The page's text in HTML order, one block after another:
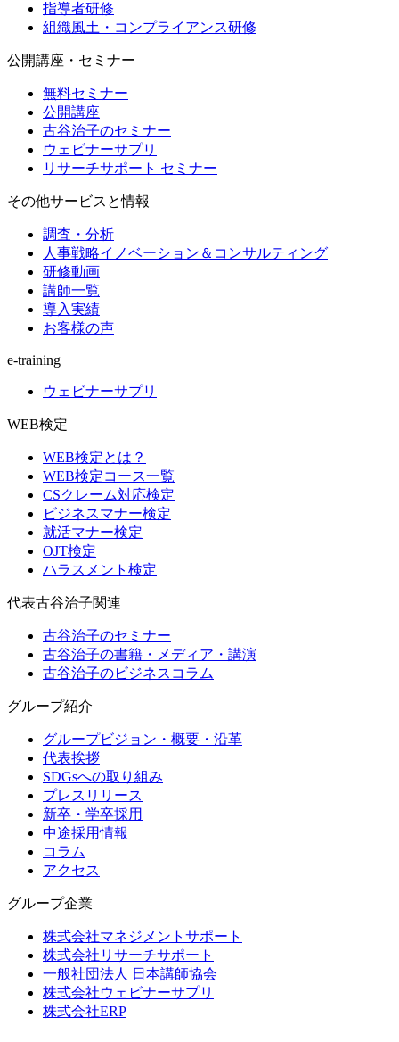
指導者研修
組織風土・コンプライアンス研修
公開講座・セミナー
無料セミナー
公開講座
古谷治子のセミナー
ウェビナーサプリ
リサーチサポート セミナー
その他サービスと情報
調査・分析
人事戦略イノベーション＆コンサルティング
研修動画
講師一覧
導入実績
お客様の声
e-training
ウェビナーサプリ
WEB検定
WEB検定とは？
WEB検定コース一覧
CSクレーム対応検定
ビジネスマナー検定
就活マナー検定
OJT検定
ハラスメント検定
代表古谷治子関連
古谷治子のセミナー
古谷治子の書籍・メディア・講演
古谷治子のビジネスコラム
グループ紹介
グループビジョン・概要・沿革
代表挨拶
SDGsへの取り組み
プレスリリース
新卒・学卒採用
中途採用情報
コラム
アクセス
グループ企業
株式会社マネジメントサポート
株式会社リサーチサポート
一般社団法人 日本講師協会
株式会社ウェビナーサプリ
株式会社ERP